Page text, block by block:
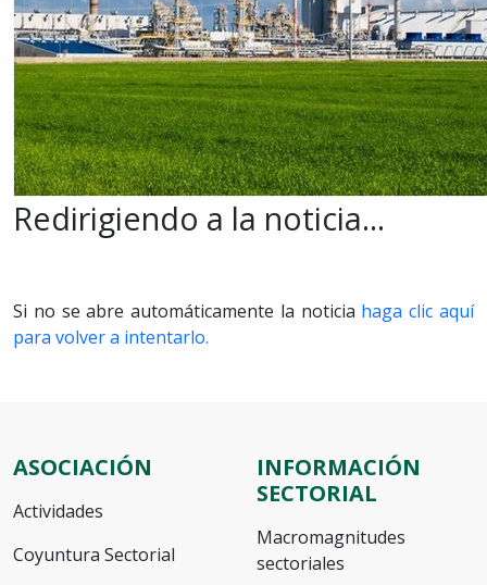
Redirigiendo a la noticia...
Si no se abre automáticamente la noticia haga clic aquí
para volver a intentarlo.
ASOCIACIÓN
Actividades
Coyuntura Sectorial
INFORMACIÓN
SECTORIAL
Macromagnitudes
sectoriales